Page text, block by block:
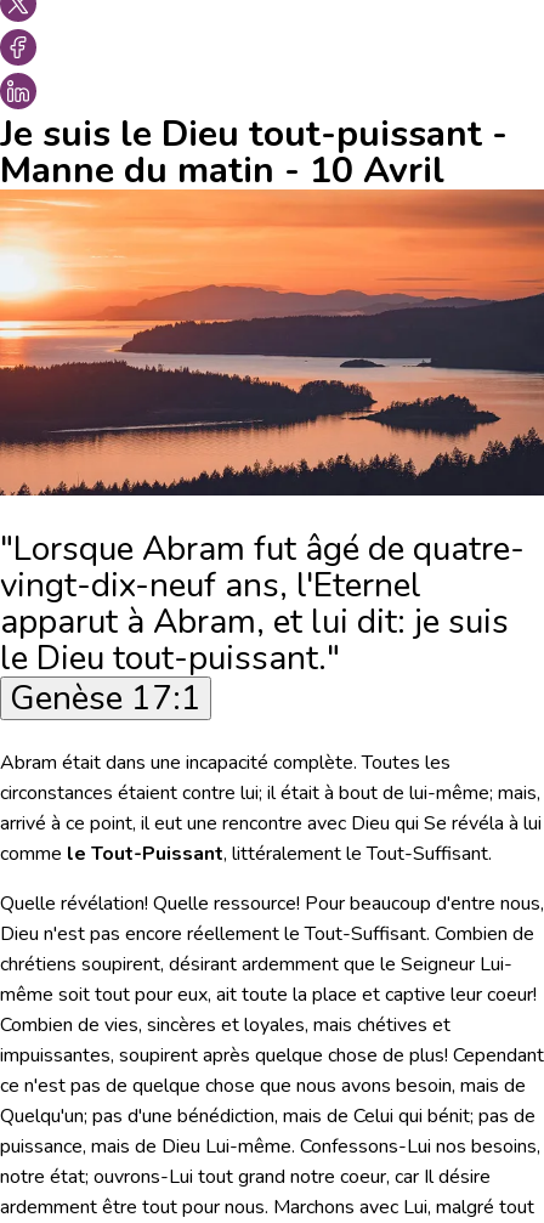
Je suis le Dieu tout-puissant -
Manne du matin - 10 Avril
"Lorsque Abram fut âgé de quatre-
vingt-dix-neuf ans, l'Eternel
apparut à Abram, et lui dit: je suis
le Dieu tout-puissant."
Genèse 17:1
Abram était dans une incapacité complète. Toutes les
circonstances étaient contre lui; il était à bout de lui-même; mais,
arrivé à ce point, il eut une rencontre avec Dieu qui Se révéla à lui
comme le Tout-Puissant, littéralement leTout-Suffisant.
Quelle révélation! Quelle ressource! Pour beaucoup d'entre nous,
Dieu n'est pas encore réellement le Tout-Suffisant. Combien de
chrétiens soupirent, désirant ardemment que le Seigneur Lui-
même soit tout pour eux, ait toute la place et captive leur coeur!
Combien de vies, sincères et loyales, mais chétives et
impuissantes, soupirent après quelque chose de plus! Cependant
ce n'est pas de quelque chose que nous avons besoin, mais de
Quelqu'un; pas d'une bénédiction, mais de Celui qui bénit; pas de
puissance, mais de Dieu Lui-même. Confessons-Lui nos besoins,
notre état; ouvrons-Lui tout grand notre coeur, car Il désire
ardemment être tout pour nous. Marchons avec Lui, malgré tout